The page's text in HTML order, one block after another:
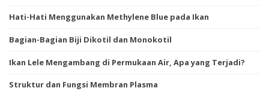
Hati-Hati Menggunakan Methylene Blue pada Ikan
Bagian-Bagian Biji Dikotil dan Monokotil
Ikan Lele Mengambang di Permukaan Air, Apa yang Terjadi?
Struktur dan Fungsi Membran Plasma